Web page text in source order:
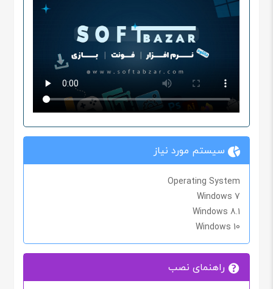
سیستم مورد نیاز
Operating System
Windows 7
Windows 8.1
Windows 10
راهنمای نصب